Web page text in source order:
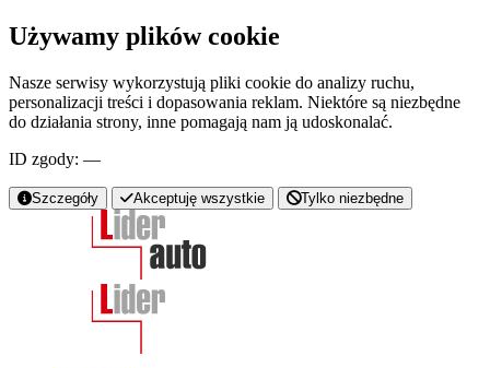
Używamy plików cookie
Nasze serwisy wykorzystują pliki cookie do analizy ruchu,
personalizacji treści i dopasowania reklam. Niektóre są niezbędne
do działania strony, inne pomagają nam ją udoskonalać.
ID zgody: —
Szczegóły Akceptuję wszystkie Tylko niezbędne